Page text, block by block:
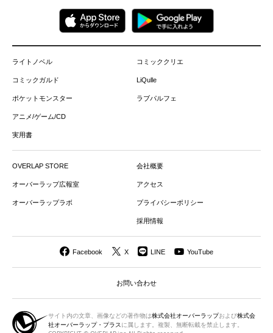
ライトノベル
コミックガルド
ポケットモンスター
アニメ/ゲーム/CD
実用書
コミッククリエ
LiQulle
ラブパルフェ
OVERLAP STORE
オーバーラップ広報室
オーバーラップラボ
会社概要
アクセス
プライバシーポリシー
採用情報
Facebook X LINE YouTube
お問い合わせ
サイト内の文章、画像などの著作物は株式会社オーバーラップおよび株式会
社オーバーラップ・プラス に属します。複製、無断転載を禁止します。